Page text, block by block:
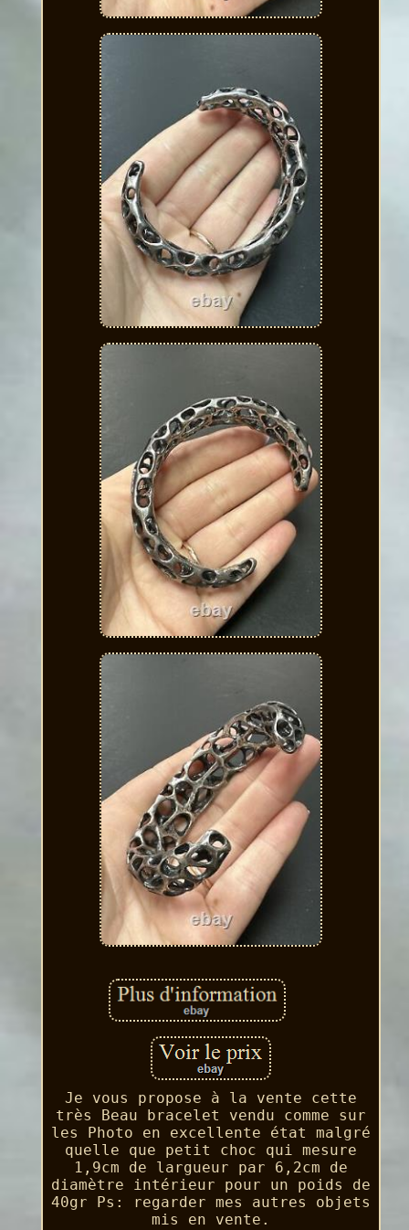
Je vous propose à la vente cette
très Beau bracelet vendu comme sur
les Photo en excellente état malgré
quelle que petit choc qui mesure
1,9cm de largueur par 6,2cm de
diamètre intérieur pour un poids de
40gr Ps: regarder mes autres objets
mis en vente.